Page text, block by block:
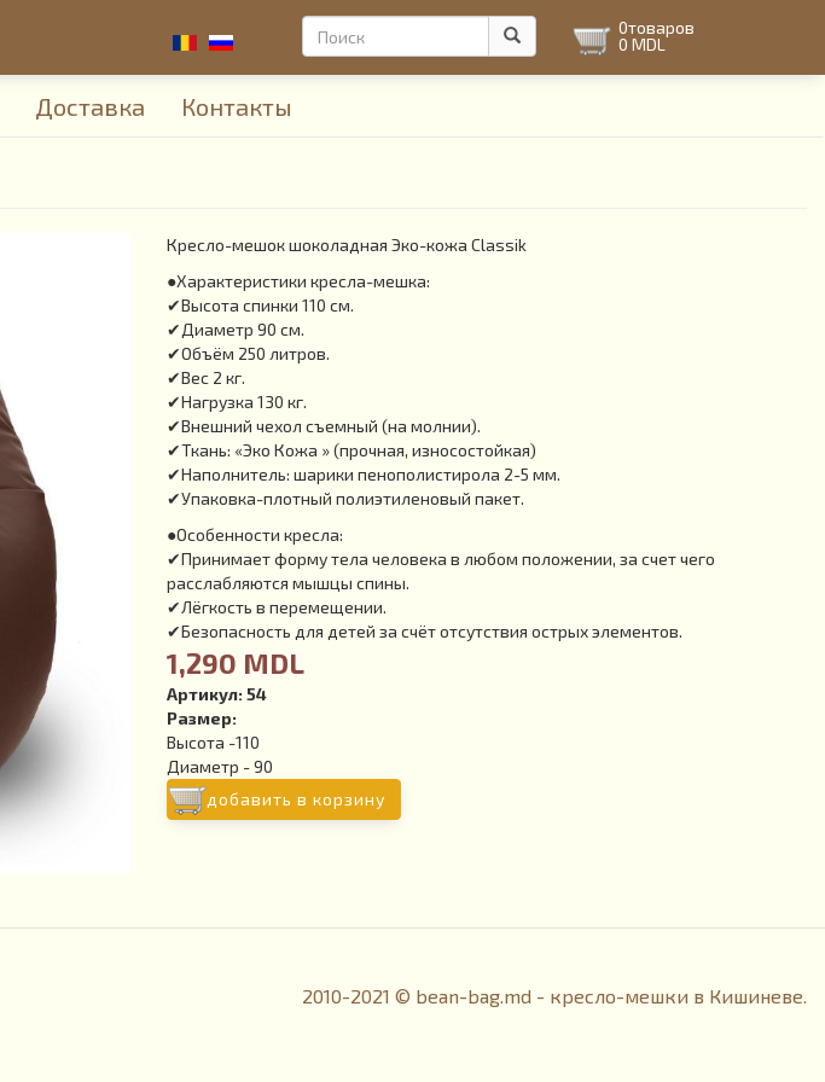
Форма
поиска
0товаров
0 MDL
Доставка Контакты
Кресло-мешок шоколадная Эко-кожа Classik
●Характеристики кресла-мешка:
✔Высота спинки 110 см.
✔Диаметр 90 см.
✔Объём 250 литров.
✔Вес 2 кг.
✔Нагрузка 130 кг.
✔Внешний чехол съемный (на молнии).
✔Ткань: «Эко Кожа » (прочная, износостойкая)
✔Наполнитель: шарики пенополистирола 2-5 мм.
✔Упаковка-плотный полиэтиленовый пакет.
●Особенности кресла:
✔Принимает форму тела человека в любом положении, за счет чего
расслабляются мышцы спины.
✔Лёгкость в перемещении.
✔Безопасность для детей за счёт отсутствия острых элементов.
1,290 MDL
Артикул: 54
Размер:
Высота -110
Диаметр - 90
добавить в корзину
2010-2021 © bean-bag.md - кресло-мешки в Кишиневе.